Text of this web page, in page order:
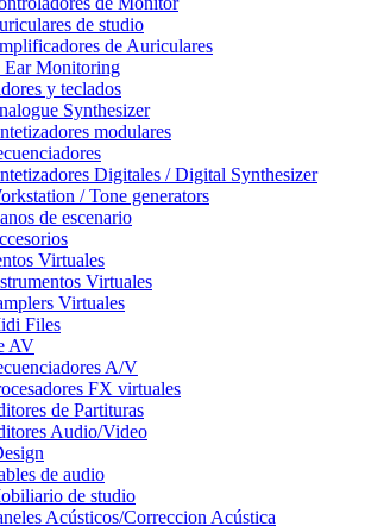
de studio
de Auriculares
Ear Monitoring
y teclados
Synthesizer
modulares
Digitales / Digital Synthesizer
/ Tone generators
de escenario
Virtuales
Virtuales
Virtuales
Files
AV
A/V
FX virtuales
de Partituras
Audio/Video
de audio
de studio
Acústicos/Correccion Acústica